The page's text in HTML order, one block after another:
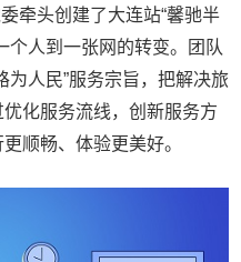
牵头创建了大连站“馨驰半
个人到一张网的转变。团队
为人民”服务宗旨，把解决旅
化服务流线，创新服务方
顺畅、体验更美好。